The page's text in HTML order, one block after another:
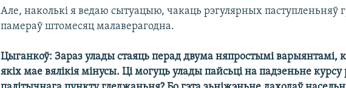
Але, наколькі я ведаю сытуацыю, чакаць рэгулярных паступленьняў
памераў штомесяц малаверагодна.
Цыганкоў: Зараз улады стаяць перад двума няпростымі варыянтамі,
якіх мае вялікія мінусы. Ці могуць улады пайсьці на падзеньне курсу